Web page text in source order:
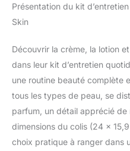
Présentation du kit
Skin
Découvrir la crème, la lotion
dans leur kit d’entretien
une routine beauté complète
tous les types de peau, se
parfum, un détail apprécié
dimensions du colis (24 x
choix pratique à ranger dans